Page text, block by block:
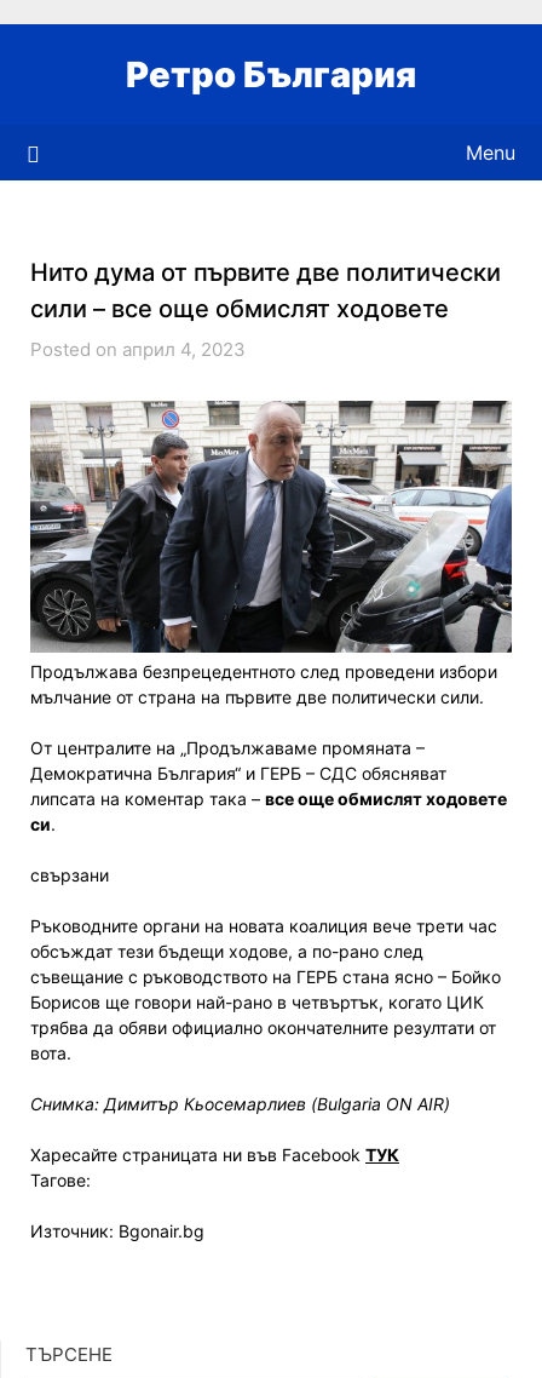
Ретро България
Menu
Нито дума от първите две политически
сили – все още обмислят ходовете
Posted on април 4, 2023
Продължава безпрецедентното след проведени избори
мълчание от страна на първите две политически сили.
От централите на „Продължаваме промяната –
Демократична България“ и ГЕРБ – СДС обясняват
липсата на коментар така – все още обмислят ходовете
си.
свързани
Ръководните органи на новата коалиция вече трети час
обсъждат тези бъдещи ходове, а по-рано след
съвещание с ръководството на ГЕРБ стана ясно – Бойко
Борисов ще говори най-рано в четвъртък, когато ЦИК
трябва да обяви официално окончателните резултати от
вота.
Снимка: Димитър Кьосемарлиев (Bulgaria ON AIR)
Харесайте страницата ни във Facebook ТУК
Тагове:
Източник: Bgonair.bg
ТЪРСЕНЕ